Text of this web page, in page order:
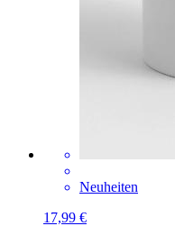
Neuheiten
17,99 €